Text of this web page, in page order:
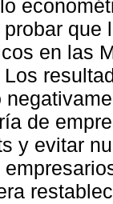
en las
de
y evitar